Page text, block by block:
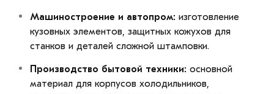
Машиностроение и автопром: изготовление
кузовных элементов, защитных кожухов для
станков и деталей сложной штамповки.
Производство бытовой техники: основной
материал для корпусов холодильников,